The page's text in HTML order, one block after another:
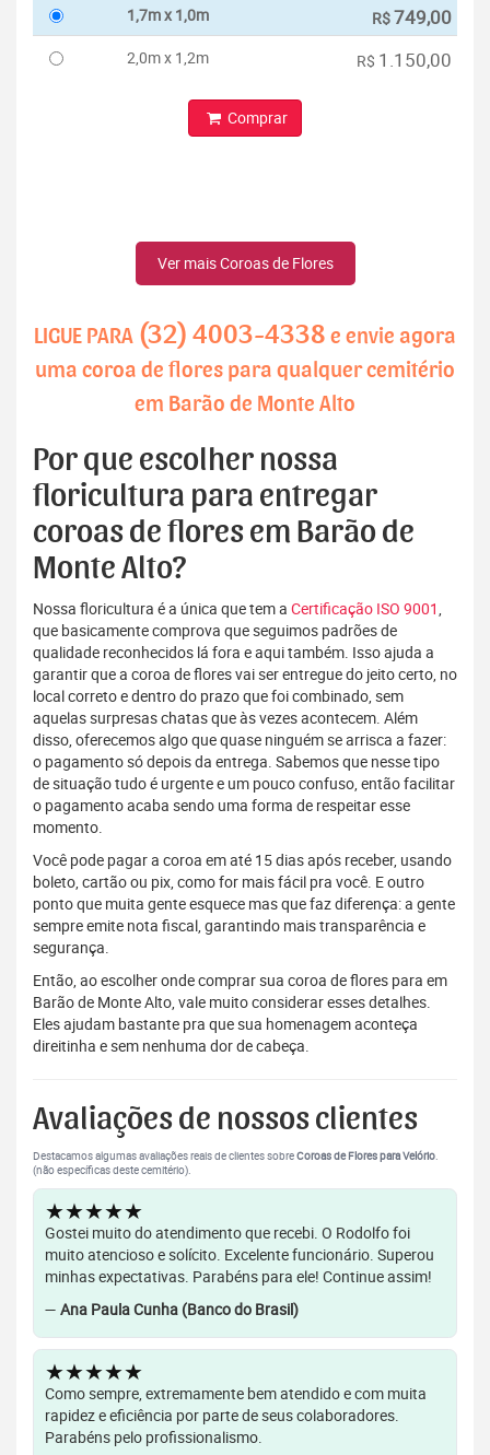
1,7m x 1,0m R$749,00
2,0m x 1,2m R$ 1.150,00
Comprar
Ver mais Coroas de Flores
LIGUE PARA (32) 4003-4338 e envie agora
uma coroa de flores para qualquer cemitério
em Barão de Monte Alto
Por que escolher nossa
floricultura para entregar
coroas de flores em Barão de
Monte Alto?
Nossa floricultura é a única que tem a Certificação ISO 9001,
que basicamente comprova que seguimos padrões de
qualidade reconhecidos lá fora e aqui também. Isso ajuda a
garantir que a coroa de flores vai ser entregue do jeito certo, no
local correto e dentro do prazo que foi combinado, sem
aquelas surpresas chatas que às vezes acontecem. Além
disso, oferecemos algo que quase ninguém se arrisca a fazer:
o pagamento só depois da entrega. Sabemos que nesse tipo
de situação tudo é urgente e um pouco confuso, então facilitar
o pagamento acaba sendo uma forma de respeitar esse
momento.
Você pode pagar a coroa em até 15 dias após receber, usando
boleto, cartão ou pix, como for mais fácil pra você. E outro
ponto que muita gente esquece mas que faz diferença: a gente
sempre emite nota fiscal, garantindo mais transparência e
segurança.
Então, ao escolher onde comprar sua coroa de flores para em
Barão de Monte Alto, vale muito considerar esses detalhes.
Eles ajudam bastante pra que sua homenagem aconteça
direitinha e sem nenhuma dor de cabeça.
Avaliações de nossos clientes
Destacamos algumas avaliações reais de clientes sobreCoroas de Flores para Velório.
(não específicas deste cemitério).
★★★★★
Gostei muito do atendimento que recebi. O Rodolfo foi
muito atencioso e solícito. Excelente funcionário. Superou
minhas expectativas. Parabéns para ele! Continue assim!
— Ana Paula Cunha (Banco do Brasil)
★★★★★
Como sempre, extremamente bem atendido e com muita
rapidez e eficiência por parte de seus colaboradores.
Parabéns pelo profissionalismo.